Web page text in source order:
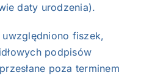
daty urodzenia).
fiszek,
podpisów
poza terminem